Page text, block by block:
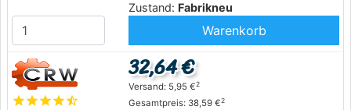
Zustand: Fabrikneu
Warenkorb
starstarstarstarstar_half
32,64 €
Versand: 5,95 €2
Gesamtpreis: 38,59 €2